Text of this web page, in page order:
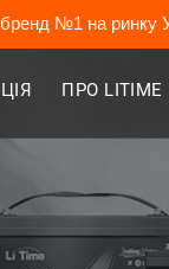
№1 на ринку
ПРО LITIME